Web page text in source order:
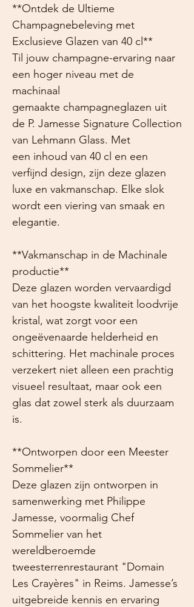
**Ontdek de Ultieme
Champagnebeleving met
Exclusieve Glazen van 40 cl**
Til jouw champagne-ervaring naar
een hoger niveau met de
machinaal
gemaakte champagneglazen uit
de P. Jamesse Signature Collection
van Lehmann Glass. Met
een inhoud van 40 cl en een
verfijnd design, zijn deze glazen
luxe en vakmanschap. Elke slok
wordt een viering van smaak en
elegantie.
**Vakmanschap in de Machinale
productie**
Deze glazen worden vervaardigd
van het hoogste kwaliteit loodvrije
kristal, wat zorgt voor een
ongeëvenaarde helderheid en
schittering. Het machinale proces
verzekert niet alleen een prachtig
visueel resultaat, maar ook een
glas dat zowel sterk als duurzaam
is.
**Ontworpen door een Meester
Sommelier**
Deze glazen zijn ontworpen in
samenwerking met Philippe
Jamesse, voormalig Chef
Sommelier van het
wereldberoemde
tweesterrenrestaurant "Domain
Les Crayères" in Reims. Jamesse’s
uitgebreide kennis en ervaring